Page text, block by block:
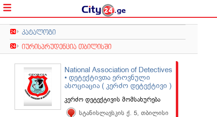
კატალოგი
იურისპრუდენცია თბილისში
National Association of Detectives
• დეტექტივთა ეროვნული
ასოციაცია ( კერძო დეტექტივი )
კერძო დეტექტივის მომსახურება
სტანისლავსკის ქ. 5, თბილისი